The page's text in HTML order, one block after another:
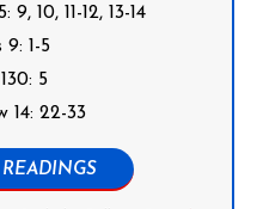
9, 10, 11-12, 13-14
9: 1-5
5
14: 22-33